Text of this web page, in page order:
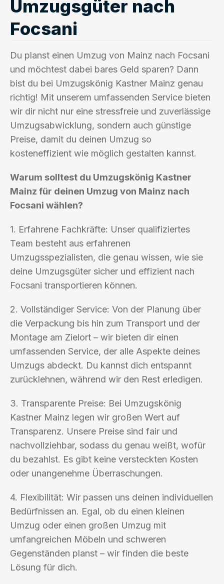
Umzugsgüter nach
Focsani
Du planst einen Umzug von Mainz nach Focsani
und möchtest dabei bares Geld sparen? Dann
bist du bei Umzugskönig Kastner Mainz genau
richtig! Mit unserem umfassenden Service bieten
wir dir nicht nur eine stressfreie und zuverlässige
Umzugsabwicklung, sondern auch günstige
Preise, damit du deinen Umzug so
kosteneffizient wie möglich gestalten kannst.
Warum solltest du Umzugskönig Kastner
Mainz für deinen Umzug von Mainz nach
Focsani wählen?
1. Erfahrene Fachkräfte: Unser qualifiziertes
Team besteht aus erfahrenen
Umzugsspezialisten, die genau wissen, wie sie
deine Umzugsgüter sicher und effizient nach
Focsani transportieren können.
2. Vollständiger Service: Von der Planung über
die Verpackung bis hin zum Transport und der
Montage am Zielort – wir bieten dir einen
umfassenden Service, der alle Aspekte deines
Umzugs abdeckt. Du kannst dich entspannt
zurücklehnen, während wir den Rest erledigen.
3. Transparente Preise: Bei Umzugskönig
Kastner Mainz legen wir großen Wert auf
Transparenz. Unsere Preise sind fair und
nachvollziehbar, sodass du genau weißt, wofür
du bezahlst. Es gibt keine versteckten Kosten
oder unangenehme Überraschungen.
4. Flexibilität: Wir passen uns deinen individuellen
Bedürfnissen an. Egal, ob du einen kleinen
Umzug oder einen großen Umzug mit
umfangreichen Möbeln und schweren
Gegenständen planst – wir finden die beste
Lösung für dich.